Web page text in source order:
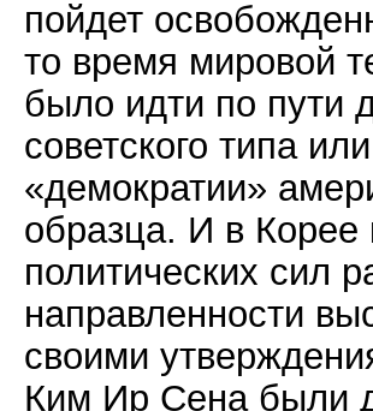
пойдет
то время мировой
было идти по пути
советского типа или
«демократии»
образца. И в Корее
политических сил
направленности
своими
Ким Ир Сена были